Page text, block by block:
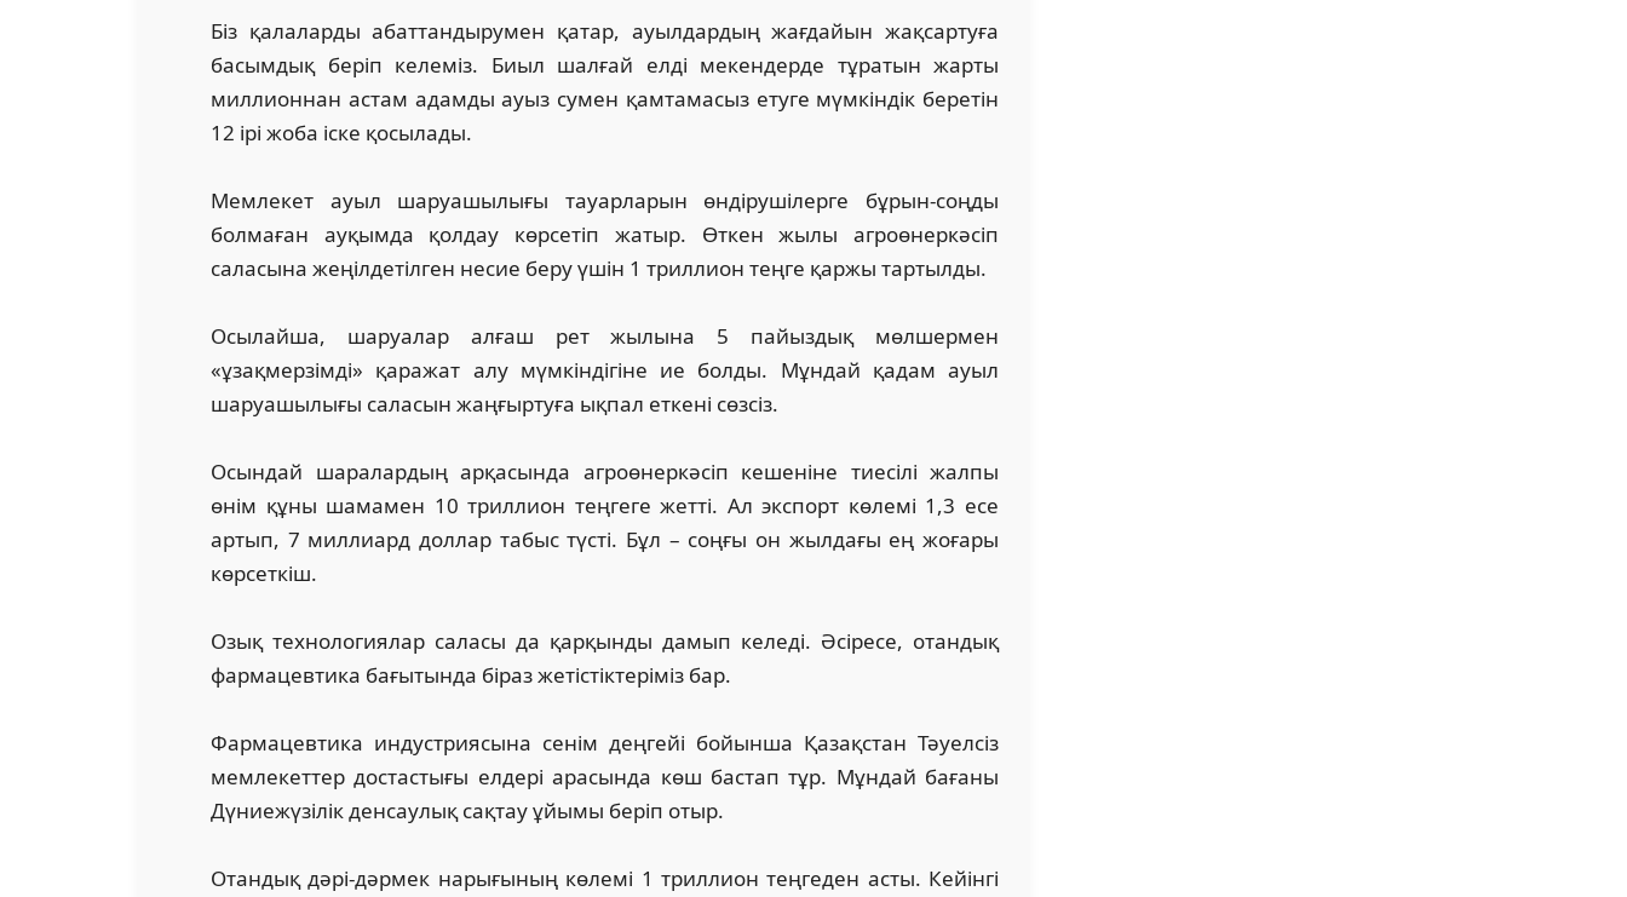
Біз қалаларды абаттандырумен қатар, ауылдардың жағдайын жақсартуға
басымдық беріп келеміз. Биыл шалғай елді мекендерде тұратын жарты
миллионнан астам адамды ауыз сумен қамтамасыз етуге мүмкіндік беретін
12 ірі жоба іске қосылады.
Мемлекет ауыл шаруашылығы тауарларын өндірушілерге бұрын-соңды
болмаған ауқымда қолдау көрсетіп жатыр. Өткен жылы агроөнеркәсіп
саласына жеңілдетілген несие беру үшін 1 триллион теңге қаржы тартылды.
Осылайша, шаруалар алғаш рет жылына 5 пайыздық мөлшермен
«ұзақмерзімді» қаражат алу мүмкіндігіне ие болды. Мұндай қадам ауыл
шаруашылығы саласын жаңғыртуға ықпал еткені сөзсіз.
Осындай шаралардың арқасында агроөнеркәсіп кешеніне тиесілі жалпы
өнім құны шамамен 10 триллион теңгеге жетті. Ал экспорт көлемі 1,3 есе
артып, 7 миллиард доллар табыс түсті. Бұл – соңғы он жылдағы ең жоғары
көрсеткіш.
Озық технологиялар саласы да қарқынды дамып келеді. Әсіресе, отандық
фармацевтика бағытында біраз жетістіктеріміз бар.
Фармацевтика индустриясына сенім деңгейі бойынша Қазақстан Тәуелсіз
мемлекеттер достастығы елдері арасында көш бастап тұр. Мұндай бағаны
Дүниежүзілік денсаулық сақтау ұйымы беріп отыр.
Отандық дәрі-дәрмек нарығының көлемі 1 триллион теңгеден асты. Кейінгі